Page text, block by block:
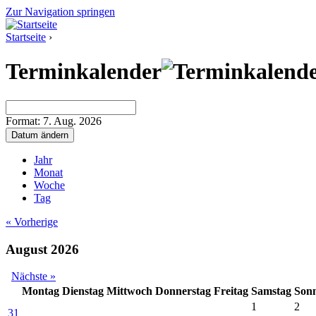
Zur Navigation springen
Startseite ›
Terminkalender
Format: 7. Aug. 2026
Jahr
Monat
Woche
Tag
« Vorherige
August 2026
Nächste »
Montag Dienstag Mittwoch Donnerstag Freitag Samstag
31
1 2